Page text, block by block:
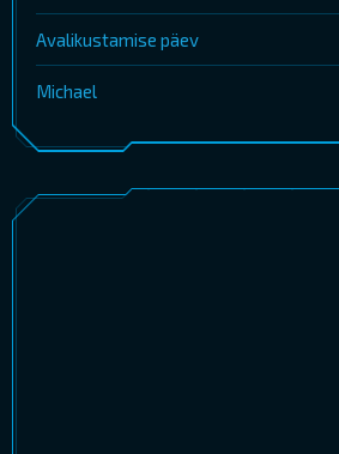
Avalikustamise päev
Michael